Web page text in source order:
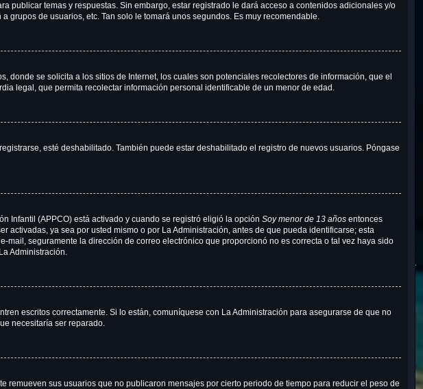
publicar temas y respuestas. Sin embargo, estar registrado le dará acceso a contenidos adicionales y/o
grupos de usuarios, etc. Tan solo le tomará unos segundos. Es muy recomendable.
donde se solicita a los sitios de Internet, los cuales son potenciales recolectores de información, que el
legal, que permita recolectar información personal identificable de un menor de edad.
esté deshabilitado. También puede estar deshabilitado el registro de nuevos usuarios. Póngase
Infantil (APPCO) está activado y cuando se registró eligió la opción Soy menor de 13 años entonces
ya sea por usted mismo o por La Administración, antes de que pueda identificarse; esta
seguramente la dirección de correo electrónico que proporcionó no es correcta o tal vez haya sido
Administración.
escritos correctamente. Si lo están, comuníquese con La Administración para asegurarse de que no
necesitaría ser reparado.
sus usuarios que no publicaron mensajes por cierto periodo de tiempo para reducir el peso de